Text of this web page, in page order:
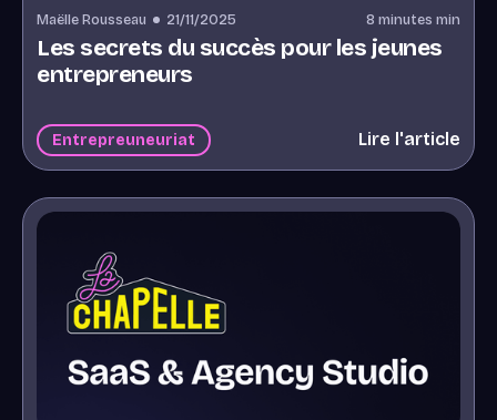
Maëlle Rousseau 21/11/2025 8 minutes min
Les secrets du succès pour les jeunes
entrepreneurs
Entrepreuneuriat Lire l'article